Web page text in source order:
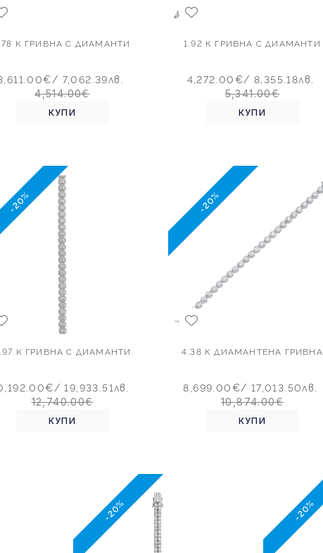
K ГРИВНА С ДИАМАНТИ
/ 7,062.39лв.
4,514.00€
КУПИ
1.92 К ГРИВНА С ДИАМАНТИ
4,272.00€/ 8,355.18лв.
5,341.00€
КУПИ
-20%
K ГРИВНА С ДИАМАНТИ
/ 19,933.51лв.
12,740.00€
КУПИ
-20%
4.38 К ДИАМАНТЕНА ГРИВНА
8,699.00€/ 17,013.50лв.
10,874.00€
КУПИ
-20% -20%